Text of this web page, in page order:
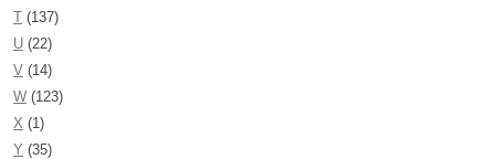
T (137)
U (22)
V (14)
W (123)
X (1)
Y (35)